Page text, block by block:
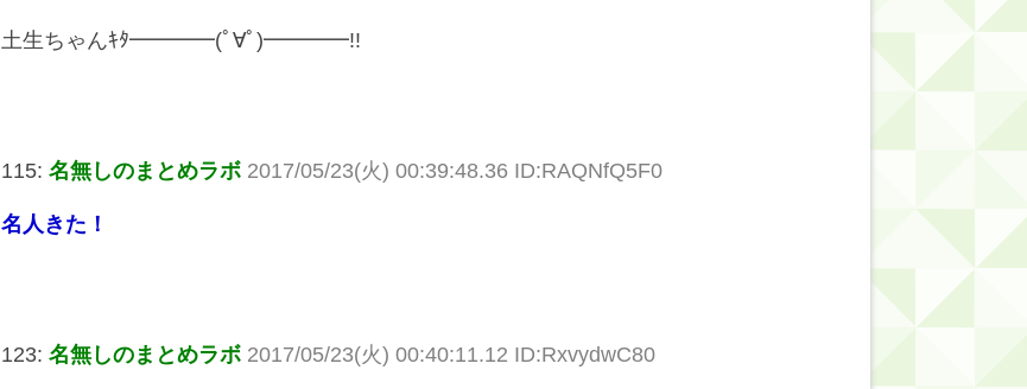
土生ちゃんｷﾀ━━━━(ﾟ∀ﾟ)━━━━!!
115: 名無しのまとめラボ 2017/05/23(火) 00:39:48.36 ID:RAQNfQ5F0
名人きた！
123: 名無しのまとめラボ 2017/05/23(火) 00:40:11.12 ID:RxvydwC80